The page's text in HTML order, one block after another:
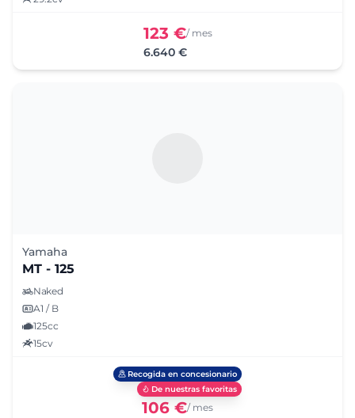
123 €/ mes
6.640 €
Yamaha
MT - 125
Naked
A1 / B
125cc
15cv
106 €/ mes
Recogida en concesionario
De nuestras favoritas